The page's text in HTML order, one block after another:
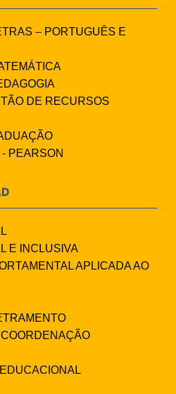
– PORTUGUÊS E
DE RECURSOS
PEARSON
E INCLUSIVA
APLICADA AO